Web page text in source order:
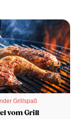
Grillspaß
vom Grill